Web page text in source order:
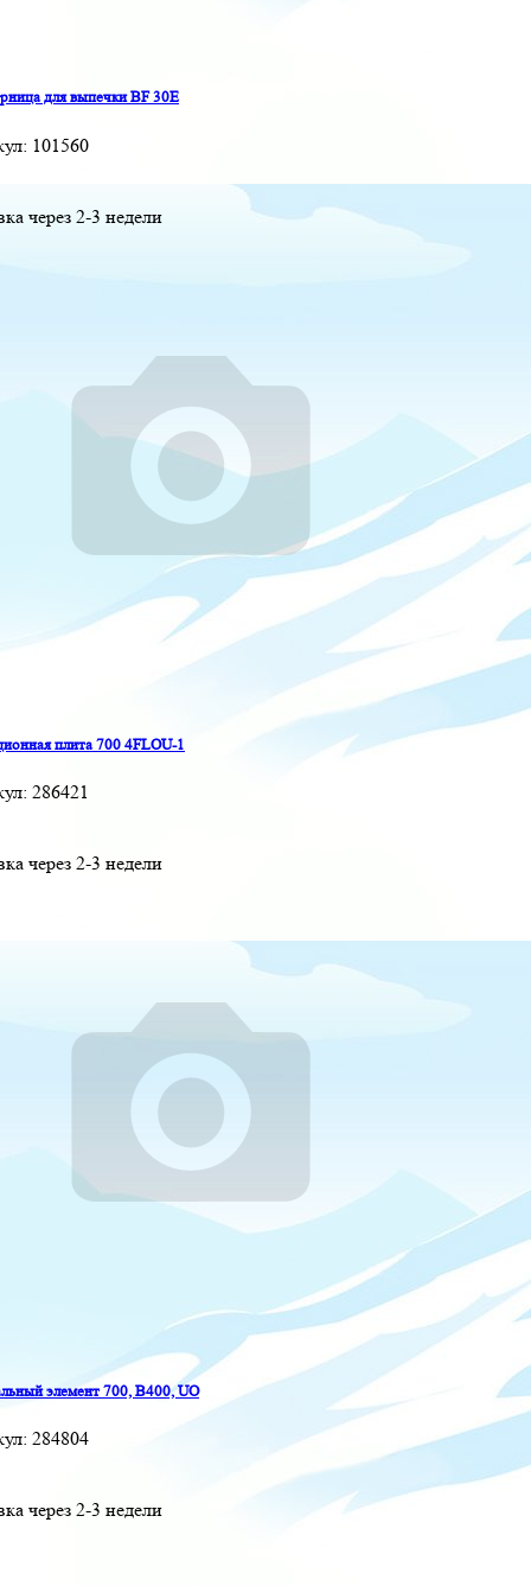
для выпечки BF 30E
101560
через 2-3 недели
плита 700 4FLOU-1
286421
через 2-3 недели
элемент 700, B400, UO
284804
через 2-3 недели